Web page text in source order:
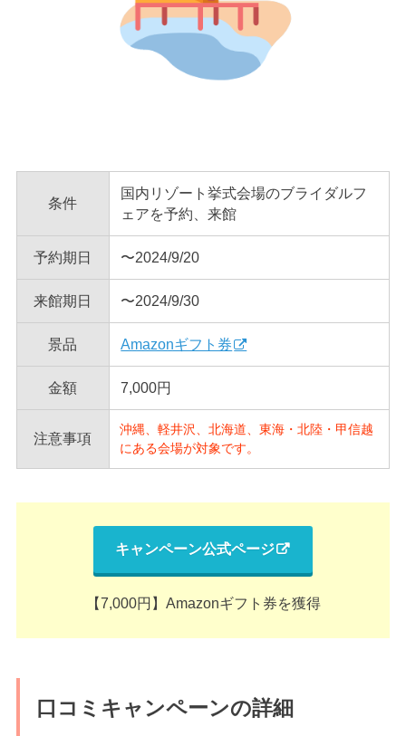
条件
国内リゾート挙式会場のブライダルフ
ェアを予約、来館
予約期日 〜2024/9/20
来館期日 〜2024/9/30
景品 Amazonギフト券
金額 7,000円
注意事項
沖縄、軽井沢、北海道、東海・北陸・甲信越
にある会場が対象です。
キャンペーン公式ページ
【7,000円】Amazonギフト券を獲得
口コミキャンペーンの詳細